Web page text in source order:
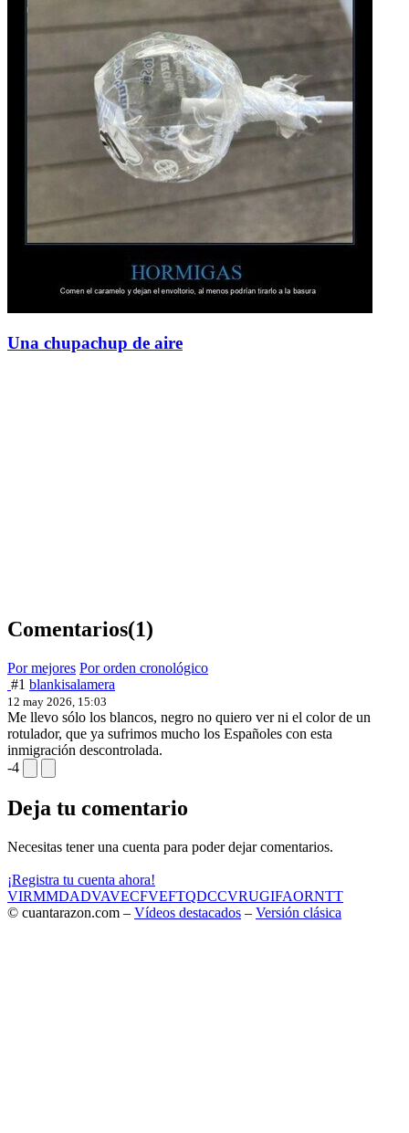
Una chupachup de aire
Comentarios(1)
Por mejores Por orden cronológico
#1 blankisalamera
12 may 2026, 15:03
Me llevo sólo los blancos, negro no quiero ver ni el color de un
rotulador, que ya sufrimos mucho los Españoles con esta
inmigración descontrolada.
-4
Deja tu comentario
Necesitas tener una cuenta para poder dejar comentarios.
¡Registra tu cuenta ahora!
VIRMMDADVAVECFVEFTQDCCVRUGIFAORNTT
© cuantarazon.com – Vídeos destacados – Versión clásica